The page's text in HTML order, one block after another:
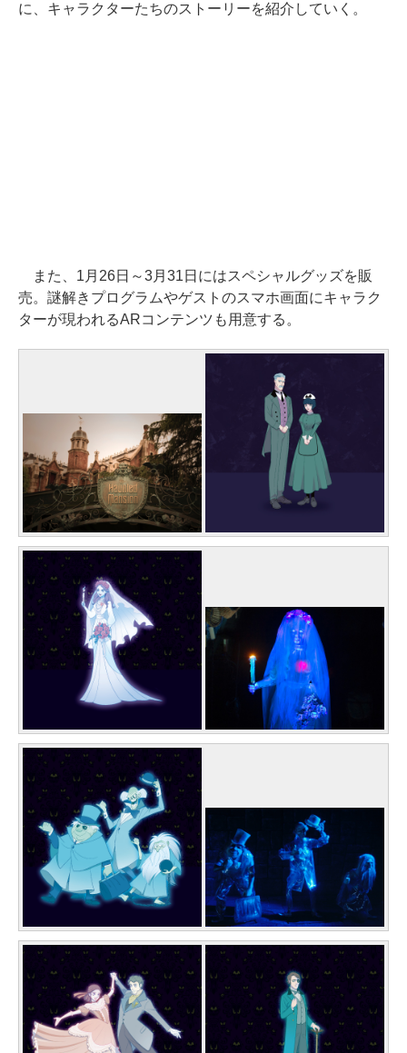
に、キャラクターたちのストーリーを紹介していく。
また、1月26日～3月31日にはスペシャルグッズを販
売。謎解きプログラムやゲストのスマホ画面にキャラク
ターが現われるARコンテンツも用意する。